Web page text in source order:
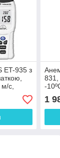
ET-935 з
м/с,
831,
-
1